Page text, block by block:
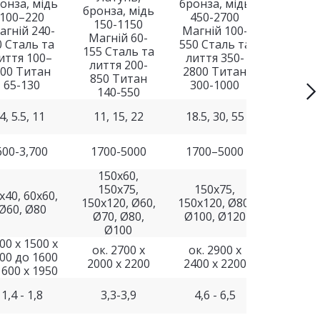
мідь
100–220
240-
Сталь та
100–
Титан
65-130
бронза, мідь
150-1150
Магній 60-
155 Сталь та
лиття 200-
850 Титан
140-550
бронза, мідь
450-2700
Магній 100-
550 Сталь та
лиття 350-
2800 Титан
300-1000
4, 5.5, 11 11, 15, 22 18.5, 30, 55
3,700 1700-5000 1700–5000
60x60,
Ø80
150x60,
150x75,
150x120, Ø60,
Ø70, Ø80,
Ø100
150x75,
150x120, Ø80,
Ø100, Ø120
x 1500 x
до 1600
х 1950
ок. 2700 х
2000 х 2200
ок. 2900 х
2400 х 2200
1,4 - 1,8 3,3-3,9 4,6 - 6,5